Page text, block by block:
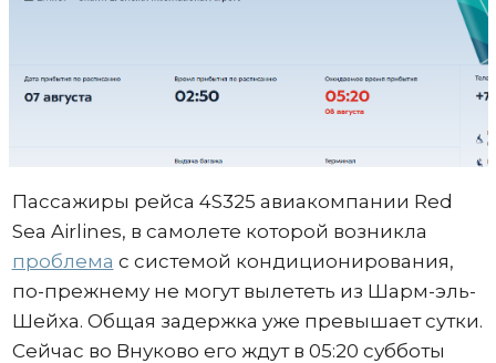
Пассажиры рейса 4S325 авиакомпании Red
Sea Airlines, в самолете которой возникла
проблема с системой кондиционирования,
по-прежнему не могут вылететь из Шарм-эль-
Шейха. Общая задержка уже превышает сутки.
Сейчас во Внуково его ждут в 05:20 субботы